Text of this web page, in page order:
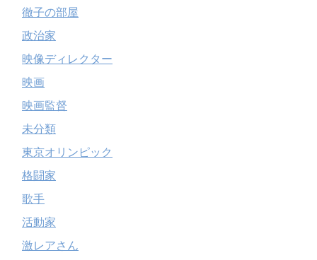
徹子の部屋
政治家
映像ディレクター
映画
映画監督
未分類
東京オリンピック
格闘家
歌手
活動家
激レアさん